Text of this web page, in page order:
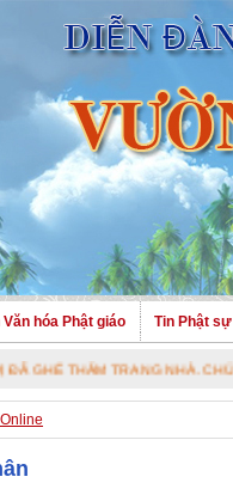
Văn hóa Phật giáo Tin Phật sự
TRANG NHÀ. CHÚC QUÝ